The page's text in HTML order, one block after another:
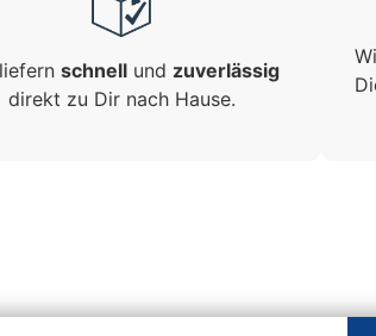
schnell und zuverlässig
direkt zu Dir nach Hause.